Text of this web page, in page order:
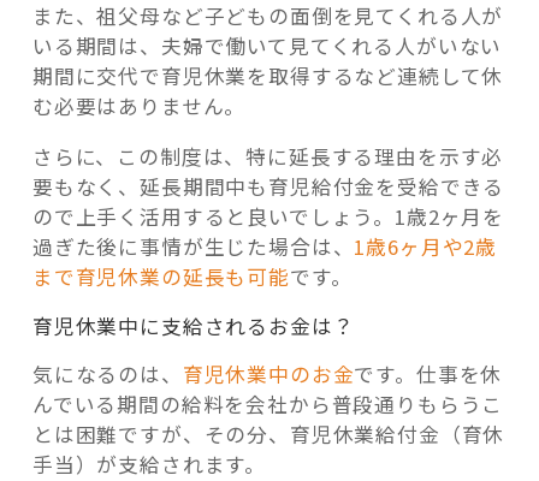
また、祖父母など子どもの面倒を見てくれる人が
いる期間は、夫婦で働いて見てくれる人がいない
期間に交代で育児休業を取得するなど連続して休
む必要はありません。
さらに、この制度は、特に延長する理由を示す必
要もなく、延長期間中も育児給付金を受給できる
ので上手く活用すると良いでしょう。1歳2ヶ月を
過ぎた後に事情が生じた場合は、 1歳6ヶ月や2歳
まで育児休業の延長も可能です。
育児休業中に支給されるお金は？
気になるのは、 育児休業中のお金です。仕事を休
んでいる期間の給料を会社から普段通りもらうこ
とは困難ですが、その分、育児休業給付金（育休
手当）が支給されます。